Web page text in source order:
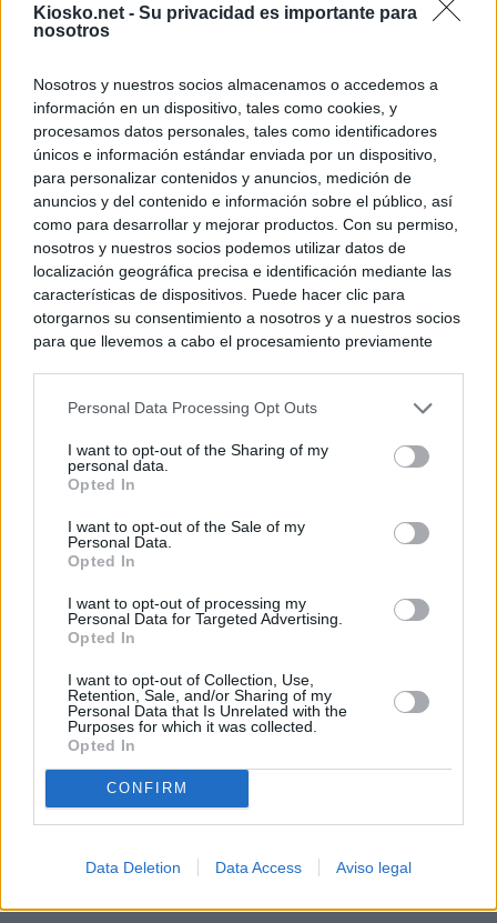
Kiosko.net - Su privacidad es importante para
nosotros
Nosotros y nuestros socios almacenamos o accedemos a
información en un dispositivo, tales como cookies, y
procesamos datos personales, tales como identificadores
únicos e información estándar enviada por un dispositivo,
para personalizar contenidos y anuncios, medición de
anuncios y del contenido e información sobre el público, así
como para desarrollar y mejorar productos. Con su permiso,
nosotros y nuestros socios podemos utilizar datos de
localización geográfica precisa e identificación mediante las
características de dispositivos. Puede hacer clic para
otorgarnos su consentimiento a nosotros y a nuestros socios
para que llevemos a cabo el procesamiento previamente
negar su consentimiento. Tenga en cuenta que algún
de su consentimiento, pero usted tiene el derecho de
rechazar tal procesamiento. Sus preferencias se aplicarán
cualquier momento entrando de nuevo en este sitio web o
visitando nuestra política de privacidad.
Personal Data Processing Opt Outs
I want to opt-out of the Sharing of my
personal data.
Opted In
I want to opt-out of the Sale of my
Personal Data.
Opted In
I want to opt-out of processing my
Personal Data for Targeted Advertising.
Opted In
I want to opt-out of Collection, Use,
Retention, Sale, and/or Sharing of my
Personal Data that Is Unrelated with the
Purposes for which it was collected.
Opted In
CONFIRM
Data Deletion Data Access Aviso legal